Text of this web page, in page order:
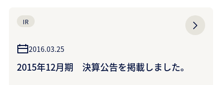
IR
2016.03.25
2015年12月期 決算公告を掲載しました。